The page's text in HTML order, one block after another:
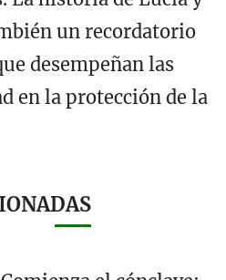
un recordatorio
desempeñan las
en la protección de la